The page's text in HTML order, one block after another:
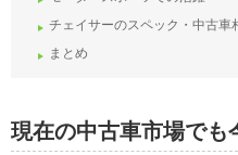
チェイサーのスペック・中古車
まとめ
現在の中古車市場でも